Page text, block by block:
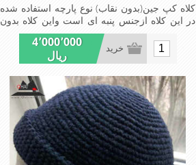
کلاه کپ جین(بدون نقاب) نوع پارچه استفاده شده
در این کلاه ازجنس پنبه ای است واین کلاه بدون
نقاب است ومدل کلاهی که افرادخاص می پسندند
شیک و مناسب افراد خوش پوش جنس عالی
,دوخت مناسب , سبکی, خوش فرمی از دیگر
4٬000٬000
ریال
خرید